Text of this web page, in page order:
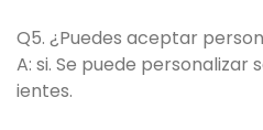
Q5. ¿Puedes aceptar
A: si. Se puede personalizar
ientes.